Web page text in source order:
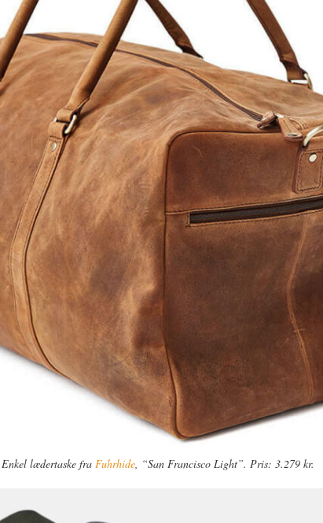
Enkel lædertaske fra Fuhrhide, “San Francisco Light”. Pris: 3.279 kr.